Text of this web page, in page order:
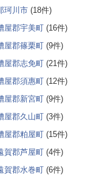
珂川市 (18件)
屋郡宇美町 (16件)
屋郡篠栗町 (9件)
屋郡志免町 (21件)
屋郡須惠町 (12件)
屋郡新宮町 (9件)
屋郡久山町 (3件)
屋郡粕屋町 (15件)
賀郡芦屋町 (4件)
賀郡水巻町 (6件)